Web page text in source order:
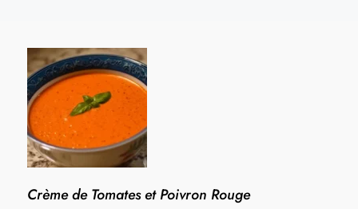
Crème de Tomates et Poivron Rouge